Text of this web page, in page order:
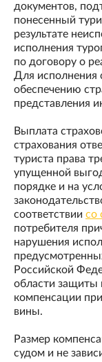
документов,
понесенный
результате
исполнения
по договору о
Для исполнения
обеспечению
представления
Выплата
страхования
туриста права
упущенной
порядке и на
соответствии со
потребителя
нарушения
Российской
области защиты
компенсации
вины.
Размер
судом и не